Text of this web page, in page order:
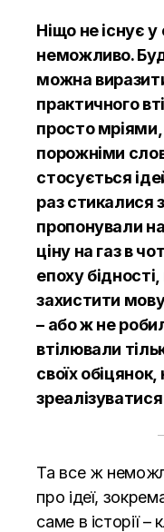
Ніщо не існує у
неможливо.
можна
практичного
просто
порожніми
стосується
раз стикалися
пропонували
ціну на газ в
епоху
захистити
– або ж не
втілювали
своїх
Та все ж
про ідеї,
саме в історії